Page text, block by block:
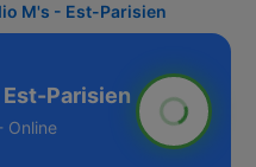
M's - Est-Parisien
Parisien
Online